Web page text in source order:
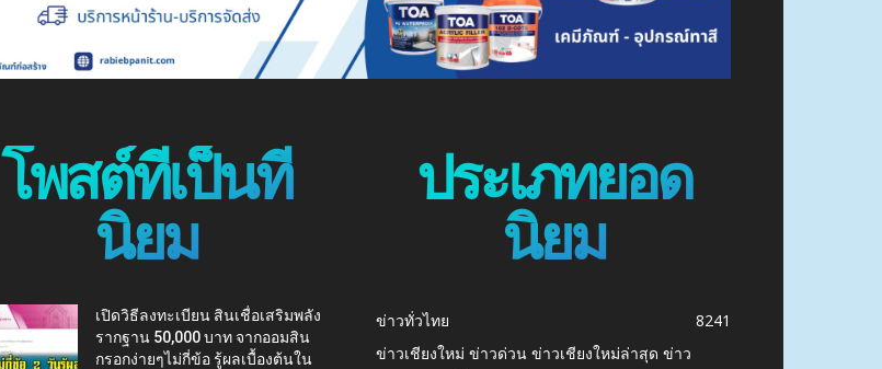
โพสต์ที่เป็นที่
นิยม
เปิดวิธีลงทะเบียน สินเชื่อเสริมพลัง
รากฐาน 50,000 บาท จากออมสิน
กรอกง่ายๆไม่กี่ข้อ รู้ผลเบื้องต้นใน
ประเภทยอด
นิยม
ข่าวทั่วไทย
8241
ข่าวเชียงใหม่ ข่าวด่วน ข่าวเชียงใหม่ล่าสุด ข่าว